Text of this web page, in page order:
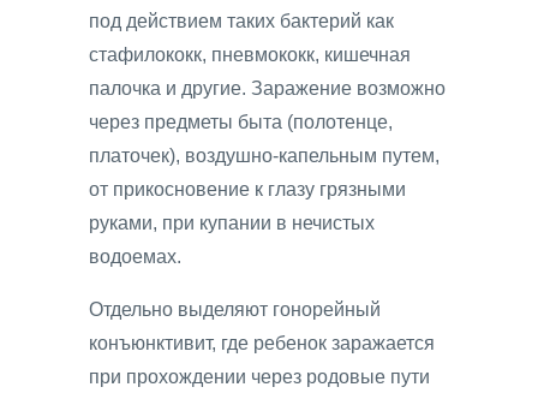
под действием таких бактерий как
стафилококк, пневмококк, кишечная
палочка и другие. Заражение возможно
через предметы быта (полотенце,
платочек), воздушно-капельным путем,
от прикосновение к глазу грязными
руками, при купании в нечистых
водоемах.
Отдельно выделяют гонорейный
конъюнктивит, где ребенок заражается
при прохождении через родовые пути